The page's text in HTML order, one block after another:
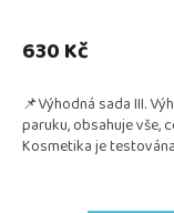
produktu
je
z
5
hvězdiček.
630 Kč
📌Výhodná sada III.
paruku, obsahuje vše,
Kosmetika je